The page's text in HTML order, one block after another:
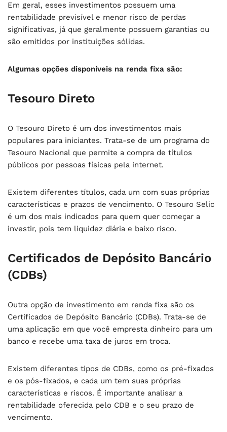
Em geral, esses investimentos possuem uma
rentabilidade previsível e menor risco de perdas
significativas, já que geralmente possuem garantias ou
são emitidos por instituições sólidas.
Algumas opções disponíveis na renda fixa são:
Tesouro Direto
O Tesouro Direto é um dos investimentos mais
populares para iniciantes. Trata-se de um programa do
Tesouro Nacional que permite a compra de títulos
públicos por pessoas físicas pela internet.
Existem diferentes títulos, cada um com suas próprias
características e prazos de vencimento. O Tesouro Selic
é um dos mais indicados para quem quer começar a
investir, pois tem liquidez diária e baixo risco.
Certificados de Depósito Bancário
(CDBs)
Outra opção de investimento em renda fixa são os
Certificados de Depósito Bancário (CDBs). Trata-se de
uma aplicação em que você empresta dinheiro para um
banco e recebe uma taxa de juros em troca.
Existem diferentes tipos de CDBs, como os pré-fixados
e os pós-fixados, e cada um tem suas próprias
características e riscos. É importante analisar a
rentabilidade oferecida pelo CDB e o seu prazo de
vencimento.